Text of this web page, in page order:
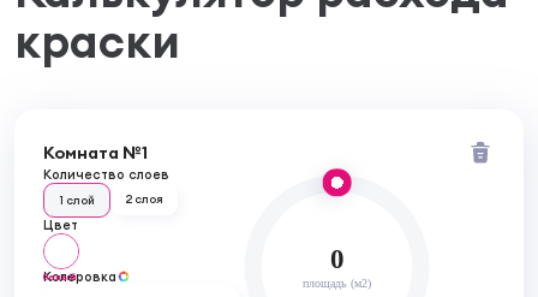
краски
Комната №1
Количество слоев
1 слой 2 слоя
Цвет
белый
Колеровка
0
площадь (м2)